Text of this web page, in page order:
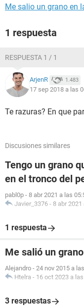
Me salio un grano en
1 respuesta
RESPUESTA 1 / 1
ArjenR 1.483
17 sep 2018 a las
Te razuras? En que
Discusiones similares
Tengo un grano
en el tronco del
pabl0p - 8 abr 2021 a las
Javier_3376 - 8 abr
1 respuesta
Me salió un
Alejandro - 24 nov 2015 a
Htelra - 16 oct 2023 a
3 respuestas